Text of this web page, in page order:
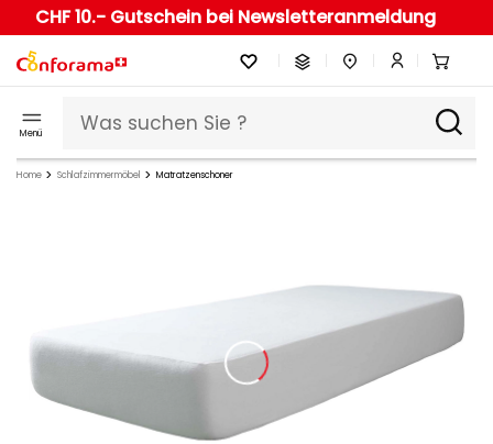
CHF 10.- Gutschein bei Newsletteranmeldung
Menü
Home Schlafzimmermöbel Matratzenschoner